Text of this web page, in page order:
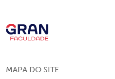
MAPA DO SITE